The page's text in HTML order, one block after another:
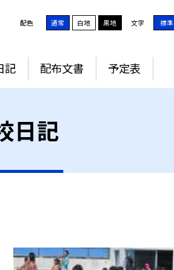
配色 通常 白地 黒地 文字 標準
記 配布文書 予定表
日記